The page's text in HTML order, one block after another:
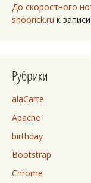
До скоростного
shoorick.ru к записи
Рубрики
alaCarte
Apache
birthday
Bootstrap
Chrome